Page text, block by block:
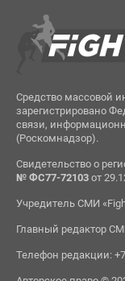
Средство массовой
зарегистрировано
связи,
(Роскомнадзор).
Свидетельство о
№ ФС77-72103от
Учредитель СМИ
Главный редактор
Телефон редакции: